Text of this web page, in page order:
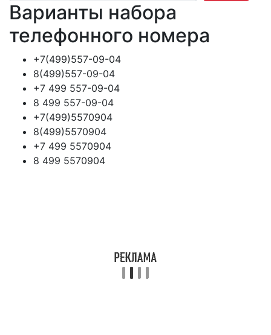
Варианты набора
телефонного номера
+7(499)557-09-04
8(499)557-09-04
+7 499 557-09-04
8 499 557-09-04
+7(499)5570904
8(499)5570904
+7 499 5570904
8 499 5570904